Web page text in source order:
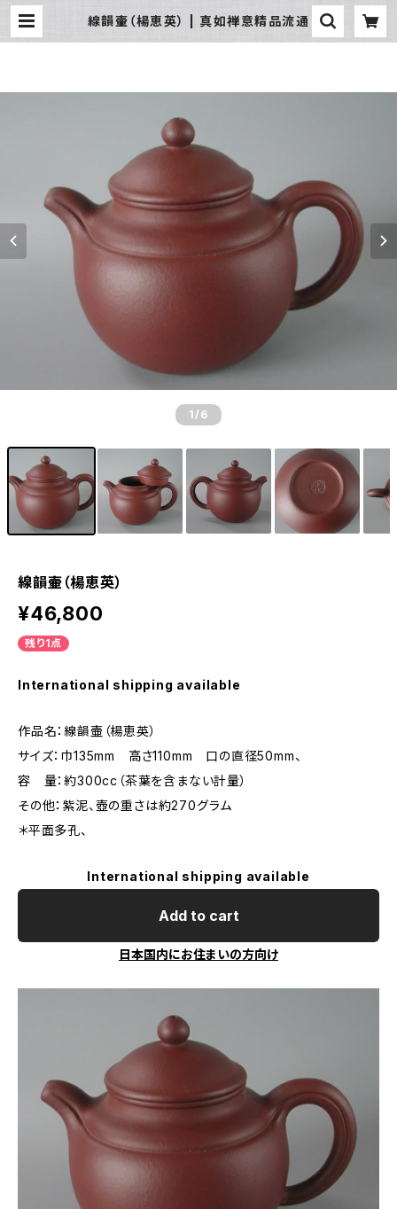
線韻壷（楊恵英） | 真如禅意精品流通
1 /6
線韻壷（楊恵英）
¥46,800
残り1点
International shipping available
作品名：線韻壷（楊恵英）
サイズ：巾135mm 高さ110mm 口の直径50mm、
容 量：約300cc（茶葉を含まない計量）
その他：紫泥、壺の重さは約270グラム
＊平面多孔、
International shipping available
Add to cart
日本国内にお住まいの方向け